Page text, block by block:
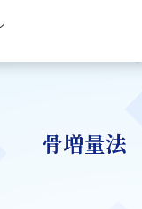
骨増量法